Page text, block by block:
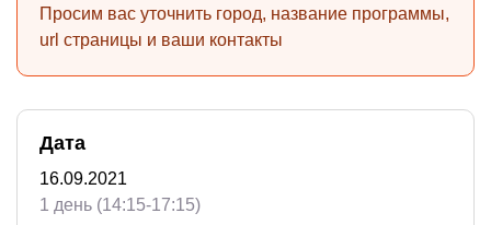
Просим вас уточнить город, название программы,
url страницы и ваши контакты
Дата
16.09.2021
1 день (14:15-17:15)